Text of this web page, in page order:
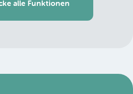
alle Funktionen